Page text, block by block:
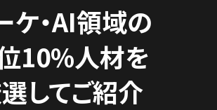
ケ・AI領域の
10%人材を
してご紹介